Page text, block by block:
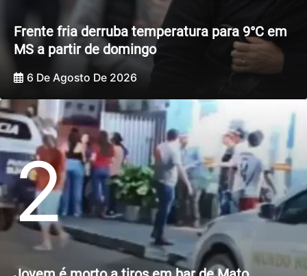
Frente fria derruba temperatura para 9°C em
MS a partir de domingo
6 De Agosto De 2026
2